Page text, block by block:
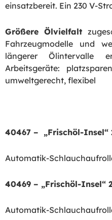
einsatzbereit. Ein 230 V-
Größere Ölvielfalt
Fahrzeugmodelle und
längerer Ölintervalle
Arbeitsgeräte:
umweltgerecht, flexibel
40467 – „Frischöl-Insel“
Automatik-
40469 – „Frischöl-Insel“
Automatik-